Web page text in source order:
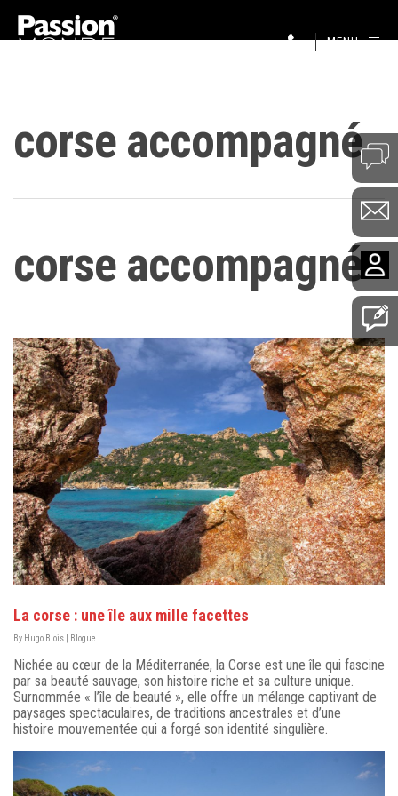
MENU
corse accompagné
corse accompagné
La corse : une île aux mille facettes
By Hugo Blois Blogue
Nichée au cœur de la Méditerranée, la Corse est une île qui fascine
par sa beauté sauvage, son histoire riche et sa culture unique.
Surnommée « l’île de beauté », elle offre un mélange captivant de
paysages spectaculaires, de traditions ancestrales et d’une
histoire mouvementée qui a forgé son identité singulière.